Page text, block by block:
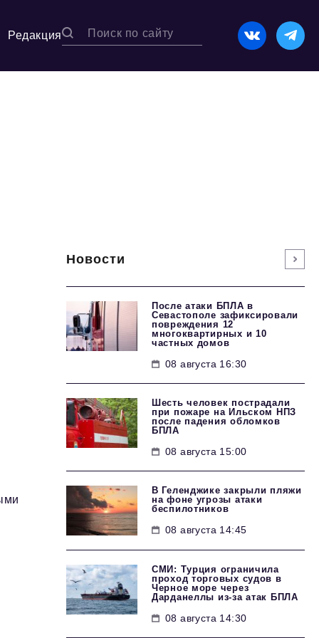
Редакция
Новости
После атаки БПЛА в
Севастополе зафиксировали
повреждения 12
многоквартирных и 10
частных домов
08 августа 16:30
Шесть человек пострадали
при пожаре на Ильском НПЗ
после падения обломков
БПЛА
08 августа 15:00
В Геленджике закрыли пляжи
на фоне угрозы атаки
беспилотников
08 августа 14:45
СМИ: Турция ограничила
проход торговых судов в
Черное море через
Дарданеллы из-за атак БПЛА
08 августа 14:30